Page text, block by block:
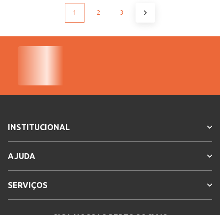
1 2 3
INSTITUCIONAL
AJUDA
SERVIÇOS